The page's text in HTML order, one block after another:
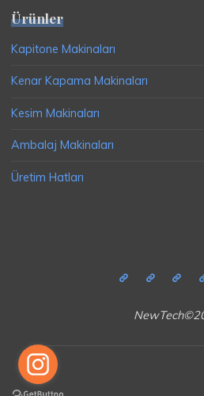
Ürünler
Kapitone Makinaları
Kenar Kapama Makinaları
Kesim Makinaları
Ambalaj Makinaları
Üretim Hatları